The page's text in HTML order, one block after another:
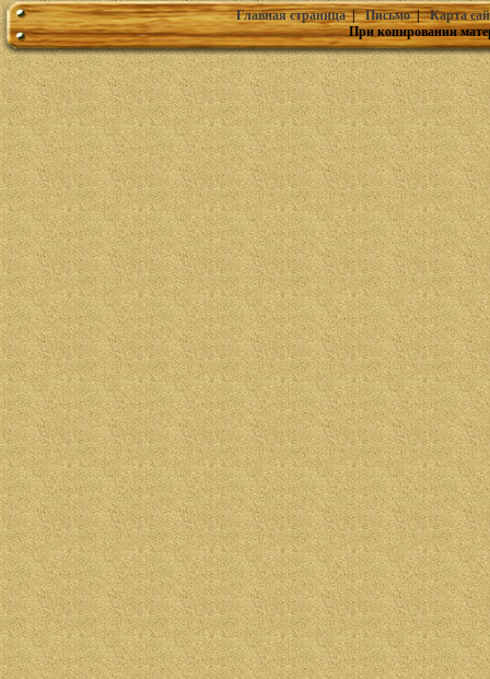
Главная страница|Письмо|Карта
При копировании